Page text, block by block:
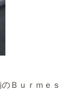
Ｂｕｒｍｅｓ